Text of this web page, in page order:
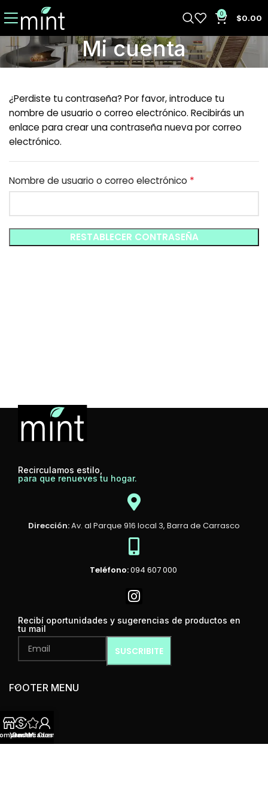
0 $0.00
Mi cuenta
¿Perdiste tu contraseña? Por favor, introduce tu
nombre de usuario o correo electrónico. Recibirás un
enlace para crear una contraseña nueva por correo
electrónico.
Nombre de usuario o correo electrónico *
RESTABLECER CONTRASEÑA
Recirculamos estilo,
para que renueves tu hogar.
Dirección:Av. al Parque 916 local 3, Barra de Carrasco
Teléfono:094 607 000
Recibí oportunidades y sugerencias de productos en
tu mail
FOOTER MENU
Vender
Destacados
Mi Cuenta